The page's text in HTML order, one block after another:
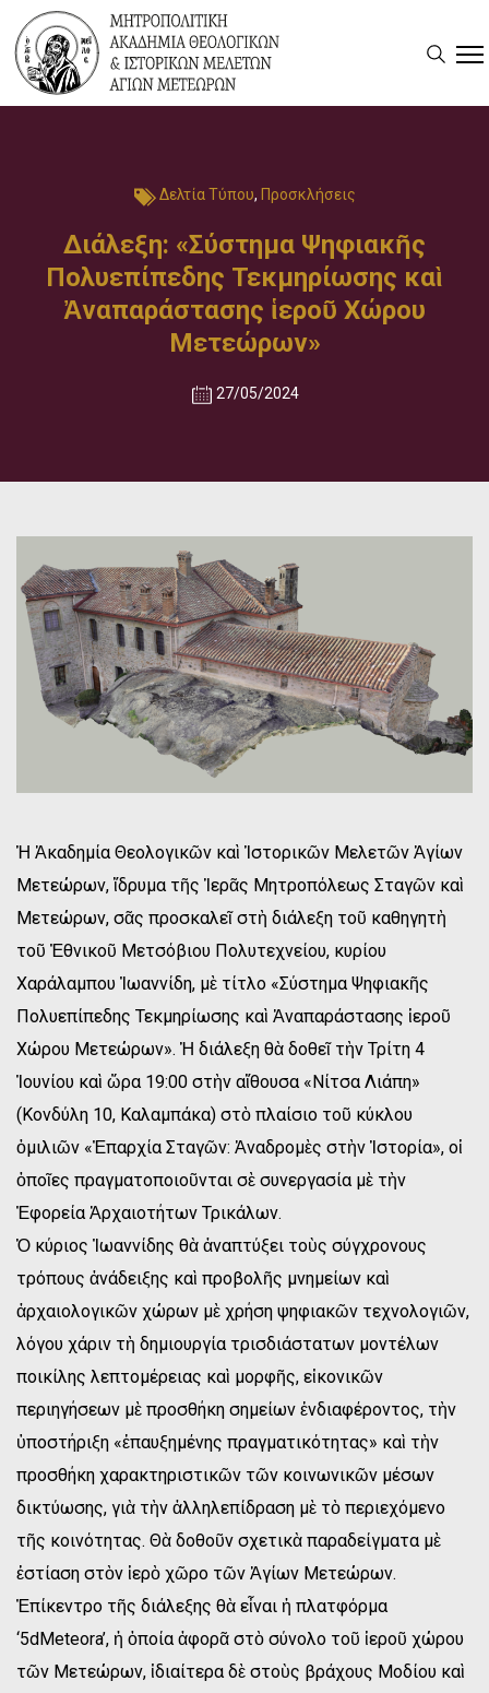
Δελτία Τύπου, Προσκλήσεις
Διάλεξη: «Σύστημα Ψηφιακῆς
Πολυεπίπεδης Τεκμηρίωσης καὶ
Ἀναπαράστασης ἱεροῦ Χώρου
Μετεώρων»
27/05/2024
Ἡ Ἀκαδημία Θεολογικῶν καὶ Ἱστορικῶν Μελετῶν Ἁγίων
Μετεώρων, ἵδρυμα τῆς Ἱερᾶς Μητροπόλεως Σταγῶν καὶ
Μετεώρων, σᾶς προσκαλεῖ στὴ διάλεξη τοῦ καθηγητὴ
τοῦ Ἐθνικοῦ Μετσόβιου Πολυτεχνείου, κυρίου
Χαράλαμπου Ἰωαννίδη, μὲ τίτλο «Σύστημα Ψηφιακῆς
Πολυεπίπεδης Τεκμηρίωσης καὶ Ἀναπαράστασης ἱεροῦ
Χώρου Μετεώρων». Ἡ διάλεξη θὰ δοθεῖ τὴν Τρίτη 4
Ἰουνίου καὶ ὥρα 19:00 στὴν αἴθουσα «Νίτσα Λιάπη»
(Κονδύλη 10, Καλαμπάκα) στὸ πλαίσιο τοῦ κύκλου
ὁμιλιῶν «Ἐπαρχία Σταγῶν: Ἀναδρομὲς στὴν Ἱστορία», οἱ
ὁποῖες πραγματοποιοῦνται σὲ συνεργασία μὲ τὴν
Ἐφορεία Ἀρχαιοτήτων Τρικάλων.
Ὁ κύριος Ἰωαννίδης θὰ ἀναπτύξει τοὺς σύγχρονους
τρόπους ἀνάδειξης καὶ προβολῆς μνημείων καὶ
ἀρχαιολογικῶν χώρων μὲ χρήση ψηφιακῶν τεχνολογιῶν,
λόγου χάριν τὴ δημιουργία τρισδιάστατων μοντέλων
ποικίλης λεπτομέρειας καὶ μορφῆς, εἰκονικῶν
περιηγήσεων μὲ προσθήκη σημείων ἐνδιαφέροντος, τὴν
ὑποστήριξη «ἐπαυξημένης πραγματικότητας» καὶ τὴν
προσθήκη χαρακτηριστικῶν τῶν κοινωνικῶν μέσων
δικτύωσης, γιὰ τὴν ἀλληλεπίδραση μὲ τὸ περιεχόμενο
τῆς κοινότητας. Θὰ δοθοῦν σχετικὰ παραδείγματα μὲ
ἑστίαση στὸν ἱερὸ χῶρο τῶν Ἁγίων Μετεώρων.
Ἐπίκεντρο τῆς διάλεξης θὰ εἶναι ἡ πλατφόρμα
‘5dMeteora’, ἡ ὁποία ἀφορᾶ στὸ σύνολο τοῦ ἱεροῦ χώρου
τῶν Μετεώρων, ἰδιαίτερα δὲ στοὺς βράχους Μοδίου καὶ